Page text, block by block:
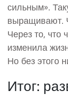
сильным».
выращивают.
Через то, что
изменила
Но без этого
Итог: